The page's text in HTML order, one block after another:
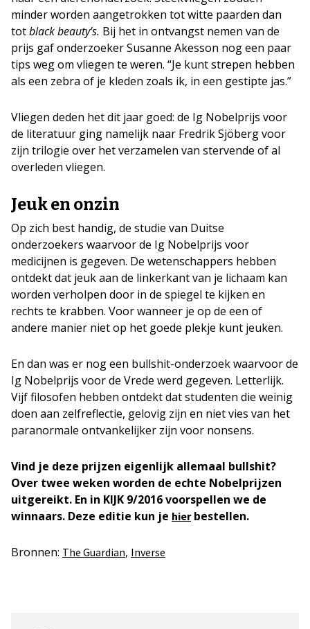
minder worden aangetrokken tot witte paarden dan
totblack beauty’s. Bij het in ontvangst nemen van de
prijs gaf onderzoeker Susanne Akesson nog een paar
tips weg om vliegen te weren. “Je kunt strepen hebben
als een zebra of je kleden zoals ik, in een gestipte jas.”
Vliegen deden het dit jaar goed: de Ig Nobelprijs voor
de literatuur ging namelijk naar Fredrik Sjöberg voor
zijn trilogie over het verzamelen van stervende of al
overleden vliegen.
Jeuk en onzin
Op zich best handig, de studie van Duitse
onderzoekers waarvoor de Ig Nobelprijs voor
medicijnen is gegeven. De wetenschappers hebben
ontdekt dat jeuk aan de linkerkant van je lichaam kan
worden verholpen door in de spiegel te kijken en
rechts te krabben. Voor wanneer je op de een of
andere manier niet op het goede plekje kunt jeuken.
En dan was er nog een bullshit-onderzoek waarvoor de
Ig Nobelprijs voor de Vrede werd gegeven. Letterlijk.
Vijf filosofen hebben ontdekt dat studenten die weinig
doen aan zelfreflectie, gelovig zijn en niet vies van het
paranormale ontvankelijker zijn voor nonsens.
Vind je deze prijzen eigenlijk allemaal bullshit?
Over twee weken worden de echte Nobelprijzen
uitgereikt. En in KIJK 9/2016 voorspellen we de
winnaars. Deze editie kun je hierbestellen.
Bronnen: The Guardian, Inverse